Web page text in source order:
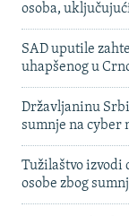
osoba,
SAD uputile
uhapšenog u
Državljaninu
sumnje na cyber
Tužilaštvo izvodi
osobe zbog